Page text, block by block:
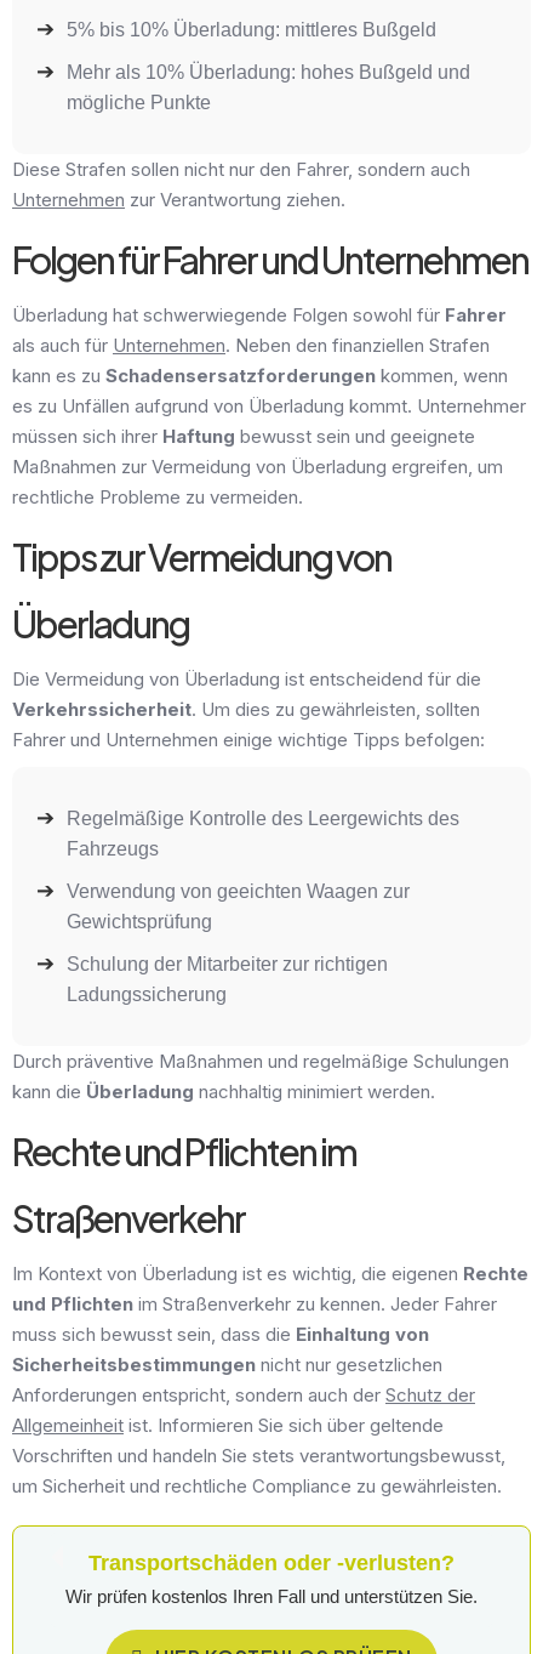
5% bis 10% Überladung: mittleres Bußgeld
Mehr als 10% Überladung: hohes Bußgeld und
mögliche Punkte
Diese Strafen sollen nicht nur den Fahrer, sondern auch
Unternehmen zur Verantwortung ziehen.
Folgen für Fahrer und Unternehmen
Überladung hat schwerwiegende Folgen sowohl für Fahrer
als auch für Unternehmen. Neben den finanziellen Strafen
kann es zu Schadensersatzforderungen kommen, wenn
es zu Unfällen aufgrund von Überladung kommt. Unternehmer
müssen sich ihrer Haftung bewusst sein und geeignete
Maßnahmen zur Vermeidung von Überladung ergreifen, um
rechtliche Probleme zu vermeiden.
Tipps zur Vermeidung von
Überladung
Die Vermeidung von Überladung ist entscheidend für die
Verkehrssicherheit. Um dies zu gewährleisten, sollten
Fahrer und Unternehmen einige wichtige Tipps befolgen:
Regelmäßige Kontrolle des Leergewichts des
Fahrzeugs
Verwendung von geeichten Waagen zur
Gewichtsprüfung
Schulung der Mitarbeiter zur richtigen
Ladungssicherung
Durch präventive Maßnahmen und regelmäßige Schulungen
kann die Überladung nachhaltig minimiert werden.
Rechte und Pflichten im
Straßenverkehr
Im Kontext von Überladung ist es wichtig, die eigenen Rechte
und Pflichten im Straßenverkehr zu kennen. Jeder Fahrer
muss sich bewusst sein, dass die Einhaltung von
Sicherheitsbestimmungen nicht nur gesetzlichen
Anforderungen entspricht, sondern auch der Schutz der
Allgemeinheit ist. Informieren Sie sich über geltende
Vorschriften und handeln Sie stets verantwortungsbewusst,
um Sicherheit und rechtliche Compliance zu gewährleisten.
Transportschäden oder -verlusten?
Wir prüfen kostenlos Ihren Fall und unterstützen Sie.